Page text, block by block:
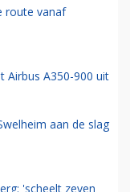
route vanaf
Airbus A350-900 uit
aan de slag
'scheelt zeven